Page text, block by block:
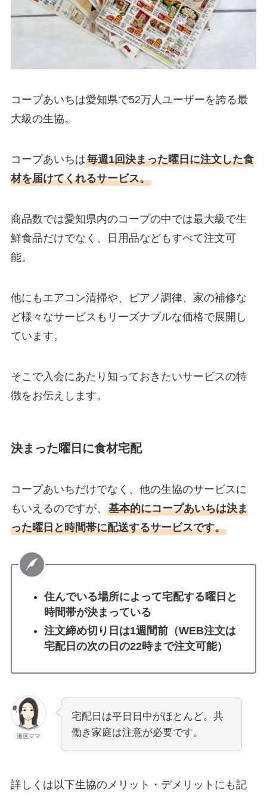
コープあいちは愛知県で52万人ユーザーを誇る最
大級の生協。
コープあいちは毎週1回決まった曜日に注文した食
材を届けてくれるサービス。
商品数では愛知県内のコープの中では最大級で生
鮮食品だけでなく、日用品などもすべて注文可
能。
他にもエアコン清掃や、ピアノ調律、家の補修な
ど様々なサービスもリーズナブルな価格で展開し
ています。
そこで入会にあたり知っておきたいサービスの特
徴をお伝えします。
決まった曜日に食材宅配
コープあいちだけでなく、他の生協のサービスに
もいえるのですが、 基本的にコープあいちは決ま
った曜日と時間帯に配送するサービスです。
住んでいる場所によって宅配する曜日と
時間帯が決まっている
注文締め切り日は1週間前（WEB注文は
宅配日の次の日の22時まで注文可能）
港区ママ
宅配日は平日日中がほとんど。共
働き家庭は注意が必要です。
詳しくは以下生協のメリット・デメリットにも記